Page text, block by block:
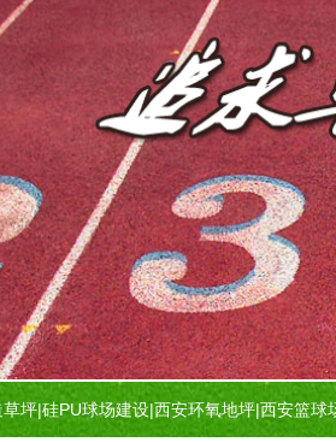
草坪|硅PU球场建设|西安环氧地坪|西安篮球